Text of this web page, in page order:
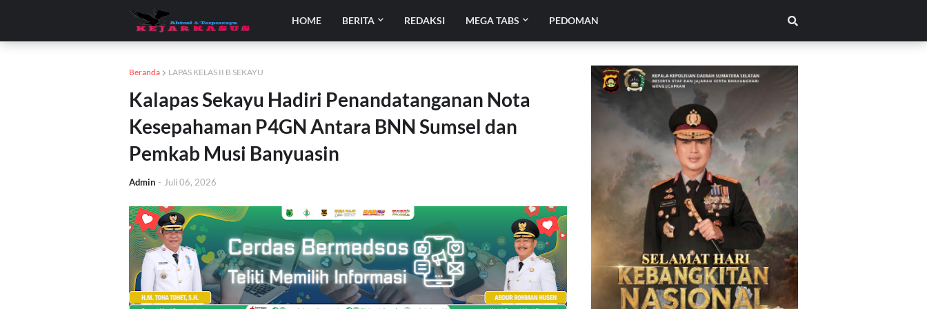
HOME BERITA REDAKSI MEGA TABS PEDOMAN
Beranda LAPAS KELAS II B SEKAYU
Kalapas Sekayu Hadiri Penandatanganan Nota
Kesepahaman P4GN Antara BNN Sumsel dan
Pemkab Musi Banyuasin
Admin - Juli 06, 2026